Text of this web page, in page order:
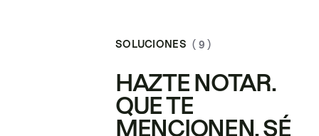
SOLUCIONES ( 9 )
HAZTE NOTAR.
QUE TE
MENCIONEN. SÉ